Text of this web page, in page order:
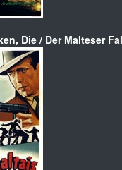
Die / Der Malteser